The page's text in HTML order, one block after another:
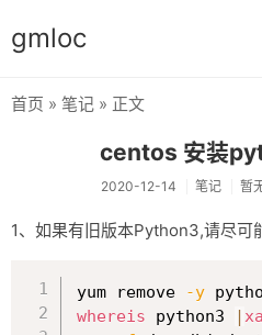
gmloc
笔记
首页 » 笔记 » 正文
centos 安装
2020-12-14 笔记 暂
1、如果有旧版本Python3,请尽可
yum remove -y
whereis python3 |